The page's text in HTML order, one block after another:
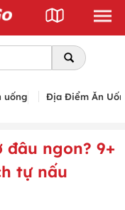
uống Địa Điểm Ăn
ngon? 9+
tự nấu